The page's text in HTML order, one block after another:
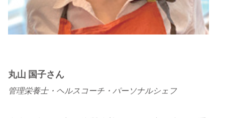
丸山 国子さん
管理栄養士・ヘルスコーチ・パーソナルシェフ